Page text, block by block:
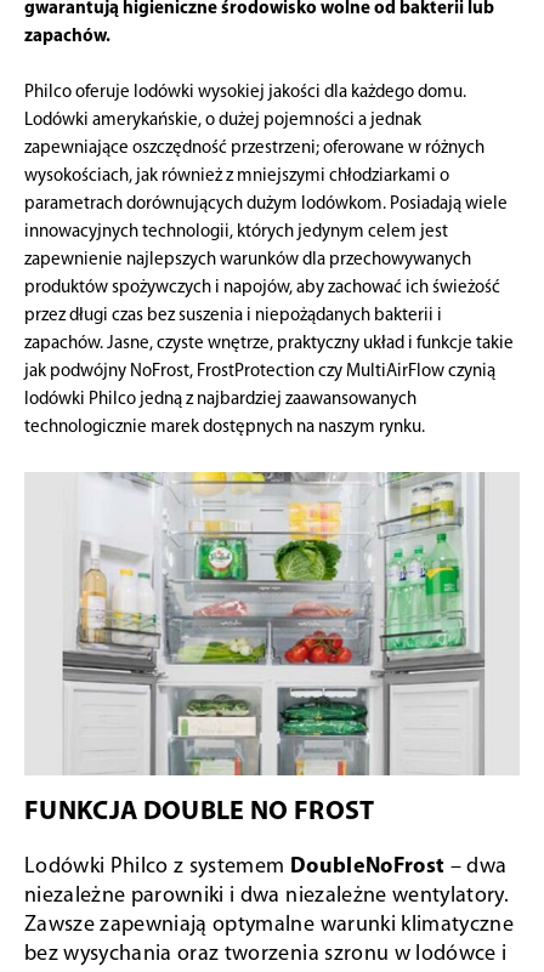
gwarantują higieniczne środowisko wolne od bakterii lub
zapachów.
Philco oferuje lodówki wysokiej jakości dla każdego domu.
Lodówki amerykańskie, o dużej pojemności a jednak
zapewniające oszczędność przestrzeni; oferowane w różnych
wysokościach, jak również z mniejszymi chłodziarkami o
parametrach dorównujących dużym lodówkom. Posiadają wiele
innowacyjnych technologii, których jedynym celem jest
zapewnienie najlepszych warunków dla przechowywanych
produktów spożywczych i napojów, aby zachować ich świeżość
przez długi czas bez suszenia i niepożądanych bakterii i
zapachów. Jasne, czyste wnętrze, praktyczny układ i funkcje takie
jak podwójny NoFrost, FrostProtection czy MultiAirFlow czynią
lodówki Philco jedną z najbardziej zaawansowanych
technologicznie marek dostępnych na naszym rynku.
FUNKCJA DOUBLE NO FROST
Lodówki Philco z systemem DoubleNoFrost – dwa
niezależne parowniki i dwa niezależne wentylatory.
Zawsze zapewniają optymalne warunki klimatyczne
bez wysychania oraz tworzenia szronu w lodówce i